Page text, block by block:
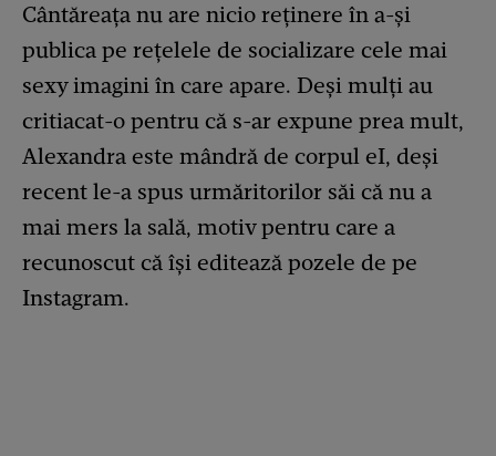
Cântăreața nu are nicio reținere în a-și
publica pe rețelele de socializare cele mai
sexy imagini în care apare. Deși mulți au
critiacat-o pentru că s-ar expune prea mult,
Alexandra este mândră de corpul eI, deși
recent le-a spus urmăritorilor săi că nu a
mai mers la sală, motiv pentru care a
recunoscut că își editează pozele de pe
Instagram.